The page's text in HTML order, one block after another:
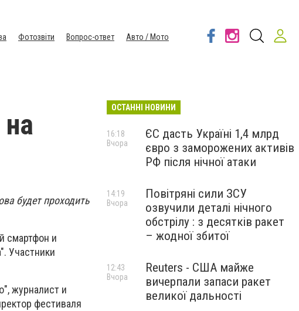
Фотозвіти Вопрос-ответ
Авто / Мото
будет проходить
смартфон и
Участники
журналист и
фестиваля
ОСТАННІ НОВИНИ
ЄС дасть Україні 1,4 млрд
євро з заморожених активів
РФ після нічної атаки
16:18
Вчора
Повітряні сили ЗСУ
озвучили деталі нічного
обстрілу : з десятків ракет
– жодної збитої
14:19
Вчора
Reuters - США майже
вичерпали запаси ракет
великої дальності
12:43
Вчора